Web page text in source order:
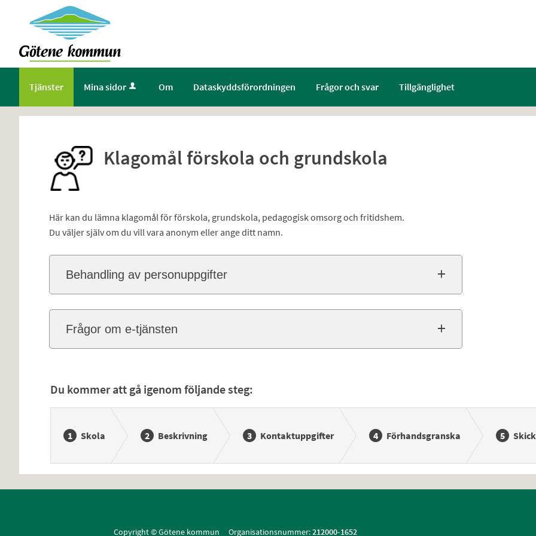
Välkommen
Självservice
kommunTjänster Mina sidor Om Dataskyddsförordningen Frågor och svar Tillgänglighet
Klagomål förskola och grundskola
Här kan du lämna klagomål för förskola, grundskola, pedagogisk omsorg och fritidshem.
Du väljer själv om du vill vara anonym eller ange ditt namn.
Behandling av personuppgifter
Frågor om e-tjänsten
Du kommer att gå igenom följande steg:
Skola Beskrivning Kontaktuppgifter Förhandsgranska
Copyright © Götene kommun Organisationsnummer:212000-1652